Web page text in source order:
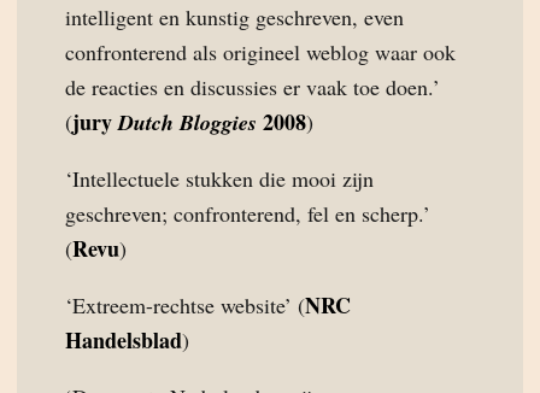
intelligent en kunstig geschreven, even
confronterend als origineel weblog waar ook
de reacties en discussies er vaak toe doen.’
(juryDutch Bloggies 2008)
‘Intellectuele stukken die mooi zijn
geschreven; confronterend, fel en scherp.’
(Revu)
‘Extreem-rechtse website’ (NRC
Handelsblad)